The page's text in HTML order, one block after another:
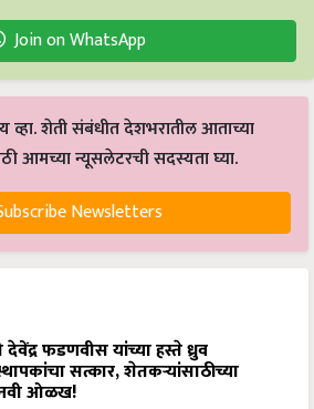
Join on WhatsApp
शेती संबंधीत देशभरातील आताच्या
आमच्या न्यूसलेटरची सदस्यता घ्या.
Newsletters
देवेंद्र फडणवीस यांच्या हस्ते ध्रुव
सत्कार, शेतकऱ्यांसाठीच्या
नवी ओळख!